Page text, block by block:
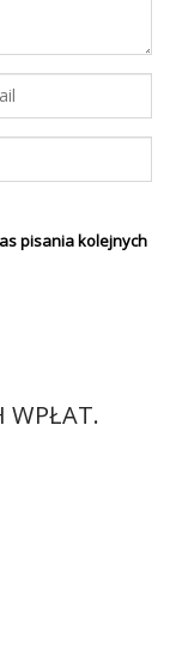
pisania kolejnych
WPŁAT.